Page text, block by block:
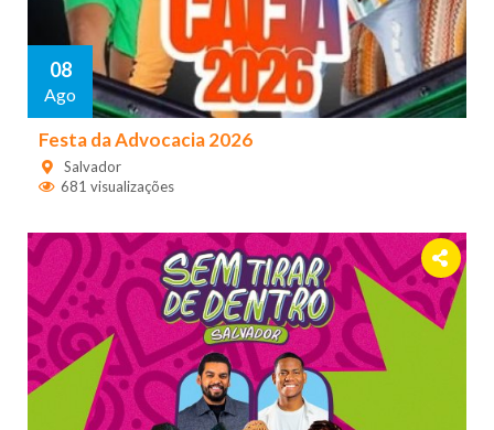
08
Ago
Festa da Advocacia 2026
Salvador
681 visualizações